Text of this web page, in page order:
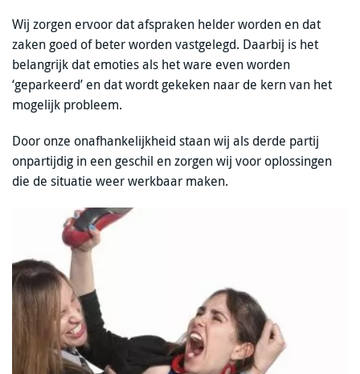
Wij zorgen ervoor dat afspraken helder worden en dat
zaken goed of beter worden vastgelegd. Daarbij is het
belangrijk dat emoties als het ware even worden
‘geparkeerd’ en dat wordt gekeken naar de kern van het
mogelijk probleem.
Door onze onafhankelijkheid staan wij als derde partij
onpartijdig in een geschil en zorgen wij voor oplossingen
die de situatie weer werkbaar maken.